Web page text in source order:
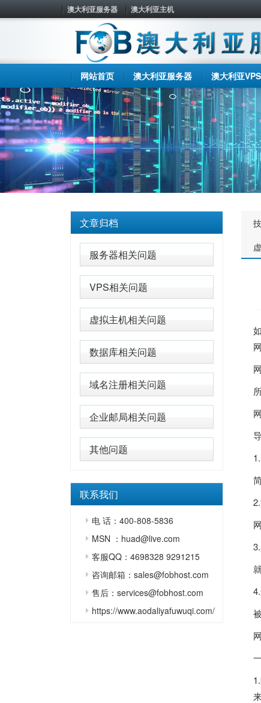
澳大利亚服务器 澳大利亚主机
网站首页 澳大利亚服务器 澳大利亚VPS
文章归档
服务器相关问题
VPS相关问题
虚拟主机相关问题
数据库相关问题
域名注册相关问题
企业邮局相关问题
其他问题
联系我们
电 话：400-808-5836
MSN ：huad@live.com
客服QQ：4698328 9291215
咨询邮箱：sales@fobhost.com
售后：services@fobhost.com
https://www.aodaliyafuwuqi.com/